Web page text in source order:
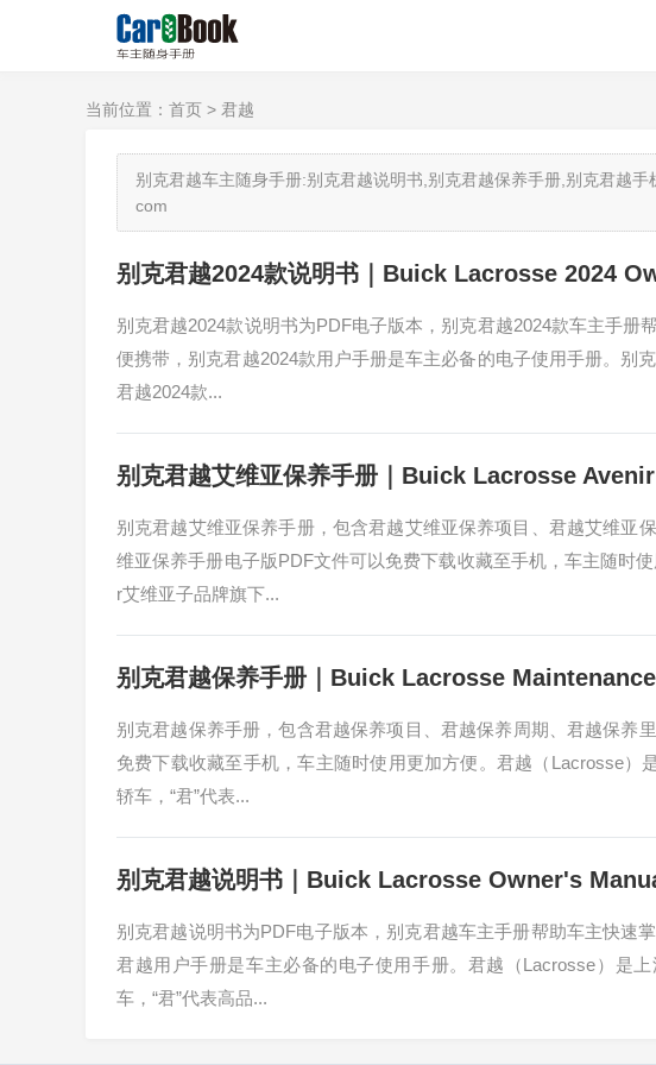
当前位置： 首页 > 君越
别克君越车主随身手册:别克君越说明书,别克君越保养手册,别克君越
com
别克君越2024款说明书｜Buick Lacrosse 2024
别克君越2024款说明书为PDF电子版本，别克君越2024款车主手册
便携带，别克君越2024款用户手册是车主必备的电子使用手册。别
君越2024款...
别克君越艾维亚保养手册｜Buick Lacrosse
别克君越艾维亚保养手册，包含君越艾维亚保养项目、君越艾维亚
维亚保养手册电子版PDF文件可以免费下载收藏至手机，车主随时
r艾维亚子品牌旗下...
别克君越保养手册｜Buick Lacrosse
别克君越保养手册，包含君越保养项目、君越保养周期、君越保养
免费下载收藏至手机，车主随时使用更加方便。君越（Lacrosse）
轿车，“君”代表...
别克君越说明书｜Buick Lacrosse Owner's
别克君越说明书为PDF电子版本，别克君越车主手册帮助车主快速
君越用户手册是车主必备的电子使用手册。君越（Lacrosse）是
车，“君”代表高品...